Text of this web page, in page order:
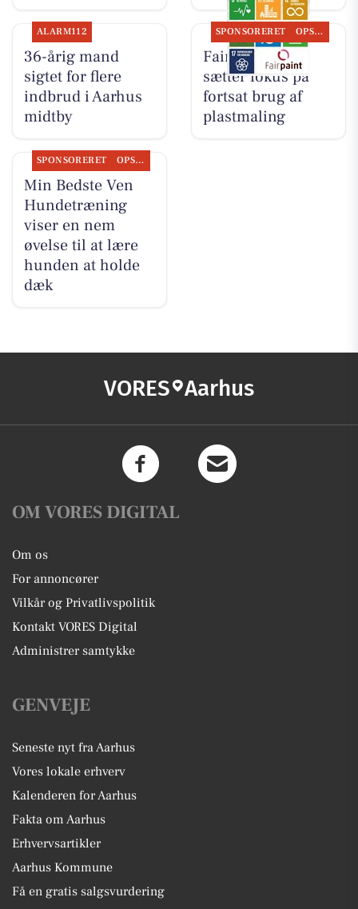
ALARM112
36-årig mand
sigtet for flere
indbrud i Aarhus
midtby
SPONSORERET OPSLAGSTAVLEN
Fairpaint ApS
sætter fokus på
fortsat brug af
plastmaling
SPONSORERET OPSLAGSTAVLEN
Min Bedste Ven
Hundetræning
viser en nem
øvelse til at lære
hunden at holde
dæk
VORES Aarhus
OM VORES DIGITAL
Om os
For annoncører
Vilkår og Privatlivspolitik
Kontakt VORES Digital
Administrer samtykke
GENVEJE
Seneste nyt fra Aarhus
Vores lokale erhverv
Kalenderen for Aarhus
Fakta om Aarhus
Erhvervsartikler
Aarhus Kommune
Få en gratis salgsvurdering